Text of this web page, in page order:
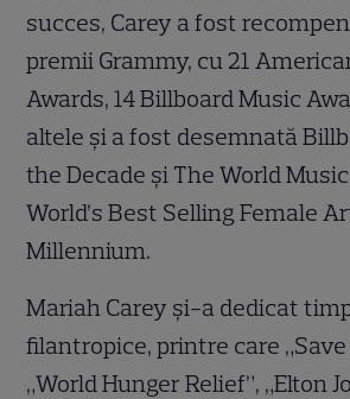
succes, Carey a fost
premii Grammy, cu 21
Awards, 14 Billboard Music
altele și a fost desemnată
the Decade și The World Music
World’s Best Selling Female
Millennium.
Mariah Carey și-a dedicat
filantropice, printre care „Save
„World Hunger Relief”, „Elton